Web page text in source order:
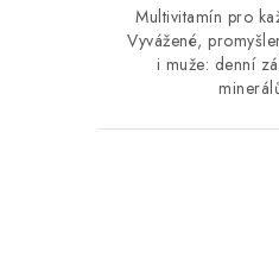
Multivitamín pro
Vyvážené,
i muže: denní